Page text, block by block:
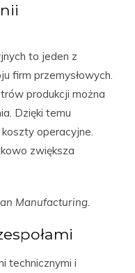
to jeden z
firm przemysłowych.
produkcji można
Dzięki temu
operacyjne.
zwiększa
Manufacturing.
technicznymi i